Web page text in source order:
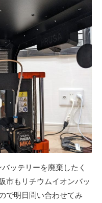
ッテリーを廃棄したく
市もリチウムイオンバッ
で明日問い合わせてみ